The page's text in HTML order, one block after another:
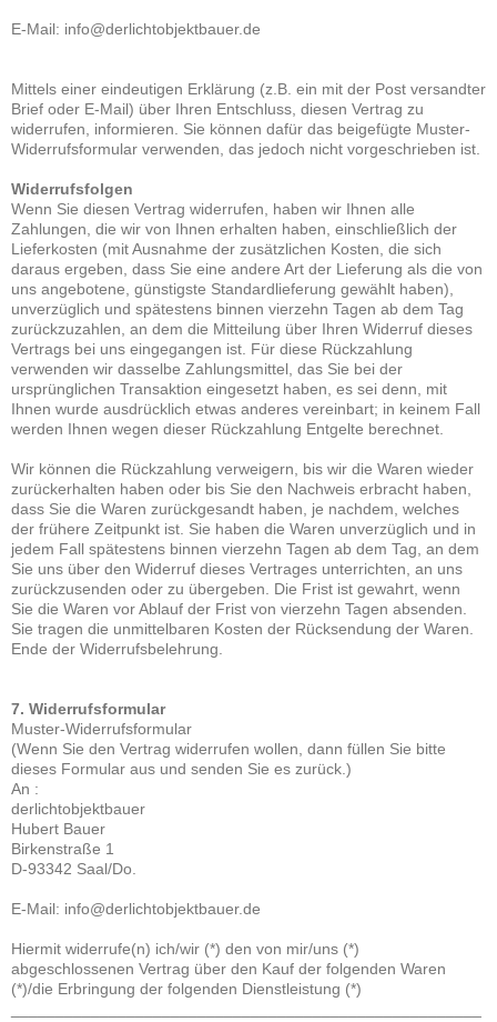
E-Mail: info@derlichtobjektbauer.de
Mittels einer eindeutigen Erklärung (z.B. ein mit der Post versandter
Brief oder E-Mail) über Ihren Entschluss, diesen Vertrag zu
widerrufen, informieren. Sie können dafür das beigefügte Muster-
Widerrufsformular verwenden, das jedoch nicht vorgeschrieben ist.
Widerrufsfolgen
Wenn Sie diesen Vertrag widerrufen, haben wir Ihnen alle
Zahlungen, die wir von Ihnen erhalten haben, einschließlich der
Lieferkosten (mit Ausnahme der zusätzlichen Kosten, die sich
daraus ergeben, dass Sie eine andere Art der Lieferung als die von
uns angebotene, günstigste Standardlieferung gewählt haben),
unverzüglich und spätestens binnen vierzehn Tagen ab dem Tag
zurückzuzahlen, an dem die Mitteilung über Ihren Widerruf dieses
Vertrags bei uns eingegangen ist. Für diese Rückzahlung
verwenden wir dasselbe Zahlungsmittel, das Sie bei der
ursprünglichen Transaktion eingesetzt haben, es sei denn, mit
Ihnen wurde ausdrücklich etwas anderes vereinbart; in keinem Fall
werden Ihnen wegen dieser Rückzahlung Entgelte berechnet.
Wir können die Rückzahlung verweigern, bis wir die Waren wieder
zurückerhalten haben oder bis Sie den Nachweis erbracht haben,
dass Sie die Waren zurückgesandt haben, je nachdem, welches
der frühere Zeitpunkt ist. Sie haben die Waren unverzüglich und in
jedem Fall spätestens binnen vierzehn Tagen ab dem Tag, an dem
Sie uns über den Widerruf dieses Vertrages unterrichten, an uns
zurückzusenden oder zu übergeben. Die Frist ist gewahrt, wenn
Sie die Waren vor Ablauf der Frist von vierzehn Tagen absenden.
Sie tragen die unmittelbaren Kosten der Rücksendung der Waren.
Ende der Widerrufsbelehrung.
7. Widerrufsformular
Muster-Widerrufsformular
(Wenn Sie den Vertrag widerrufen wollen, dann füllen Sie bitte
dieses Formular aus und senden Sie es zurück.)
An :
derlichtobjektbauer
Hubert Bauer
Birkenstraße 1
D-93342 Saal/Do.
E-Mail: info@derlichtobjektbauer.de
Hiermit widerrufe(n) ich/wir (*) den von mir/uns (*)
abgeschlossenen Vertrag über den Kauf der folgenden Waren
(*)/die Erbringung der folgenden Dienstleistung (*)